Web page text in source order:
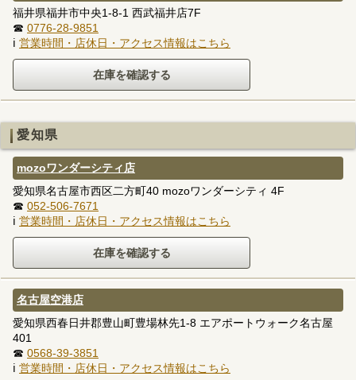
福井県福井市中央1-8-1 西武福井店7F
☎ 0776-28-9851
ℹ 営業時間・店休日・アクセス情報はこちら
愛知県
mozoワンダーシティ店
愛知県名古屋市西区二方町40 mozoワンダーシティ 4F
☎ 052-506-7671
ℹ 営業時間・店休日・アクセス情報はこちら
名古屋空港店
愛知県西春日井郡豊山町豊場林先1-8 エアポートウォーク名古屋
401
☎ 0568-39-3851
ℹ 営業時間・店休日・アクセス情報はこちら